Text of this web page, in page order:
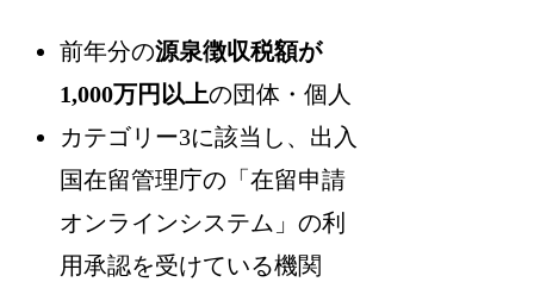
前年分の源泉徴収税額が
1,000万円以上の団体・個人
カテゴリー3に該当し、出入
国在留管理庁の「在留申請
オンラインシステム」の利
用承認を受けている機関